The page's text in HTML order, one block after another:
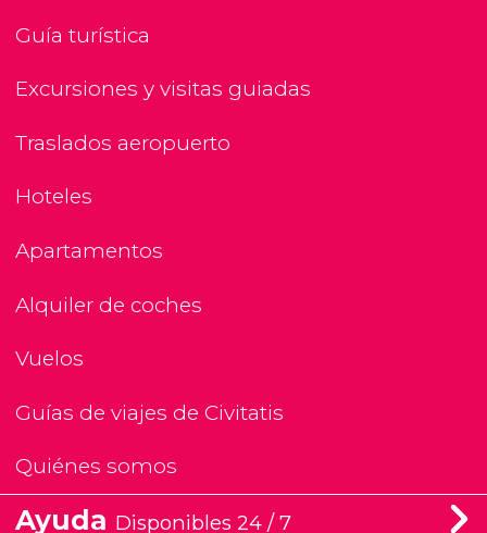
Guía turística
Excursiones y visitas guiadas
Traslados aeropuerto
Hoteles
Apartamentos
Alquiler de coches
Vuelos
Guías de viajes de Civitatis
Quiénes somos
Ayuda Disponibles 24 / 7